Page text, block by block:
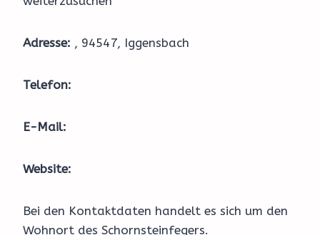
Adresse: , 94547, Iggensbach
Telefon:
E-Mail:
Website:
Bei den Kontaktdaten handelt es sich um den
Wohnort des Schornsteinfegers.